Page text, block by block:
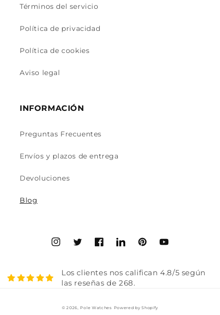
Términos del servicio
Política de privacidad
Política de cookies
Aviso legal
INFORMACIÓN
Preguntas Frecuentes
Envíos y plazos de entrega
Devoluciones
Blog
InstagramTwitterFacebookTranslationPinterestYouTube
Los clientes nos califican 4.8/5 según
las reseñas de 268.
© 2026, Pole Watches Powered by Shopify